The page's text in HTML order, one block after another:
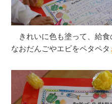
きれいに色も塗って、給食
なおだんごやエビをペタペタ